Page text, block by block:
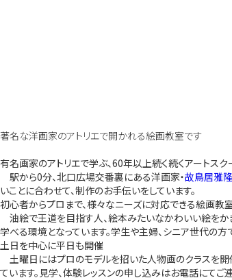
著名な洋画家のアトリエで開かれる絵画教室です
有名画家のアトリエで学ぶ、60年以上続く続くアートスク
駅から0分、北口広場交番裏にある洋画家・故鳥居雅
いことに合わせて、制作のお手伝いをしています。
初心者からプロまで、様々なニーズに対応できる絵画教
油絵で王道を目指す人、絵本みたいなかわいい絵をか
学べる環境となっています。学生や主婦、シニア世代の
土日を中心に平日も開催
土曜日にはプロのモデルを招いた人物画のクラスを開
ています。見学、体験レッスンの申し込みはお電話にてご